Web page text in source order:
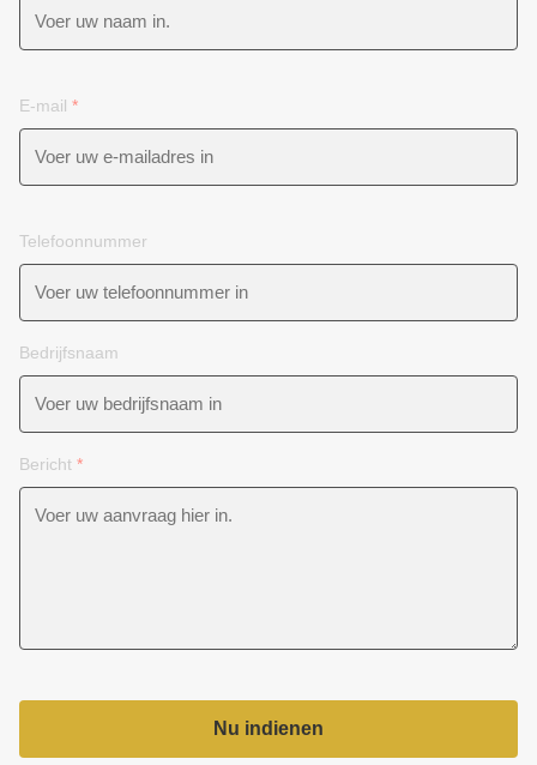
E-mail *
Telefoonnummer
Bedrijfsnaam
Bericht *
Nu indienen